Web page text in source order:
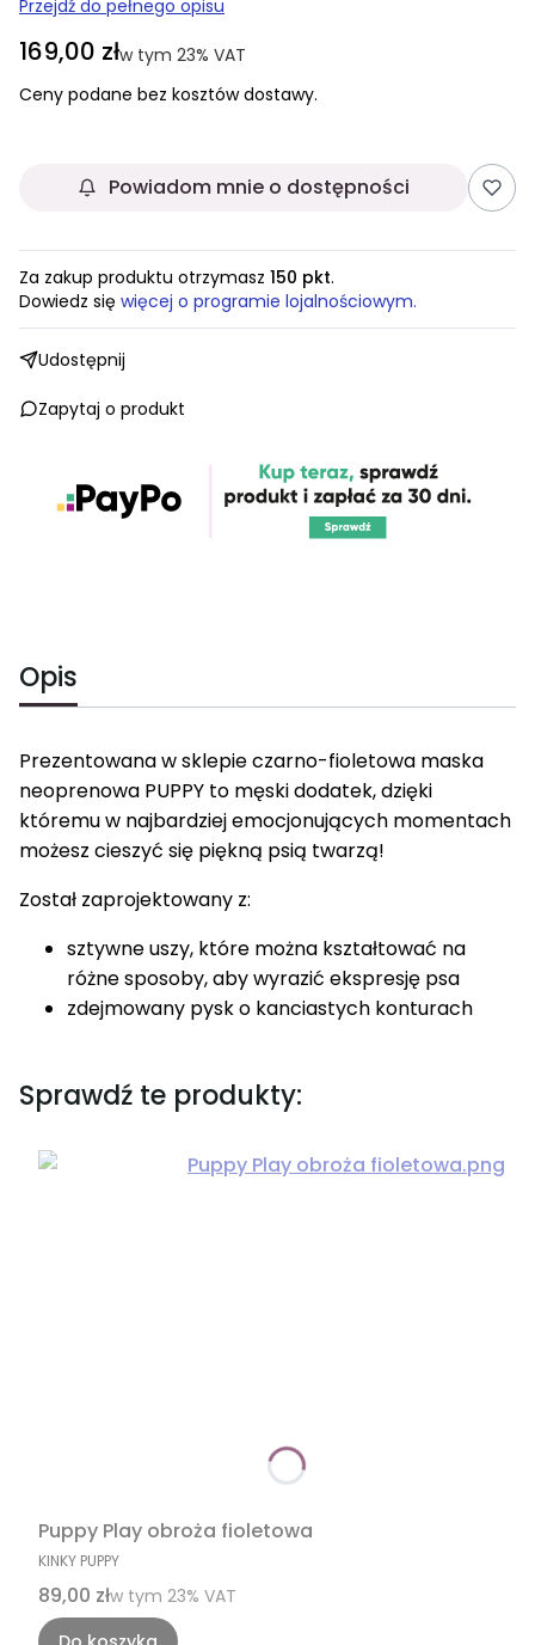
Przejdź do pełnego opisu
Cena
169,00 złw tym 23% VAT
w tym 23% VAT
Ceny podane bez kosztów dostawy.
Powiadom mnie o dostępności
Za zakup produktu otrzymasz 150 pkt.
Dowiedz się więcej o programie lojalnościowym.
Udostępnij
Zapytaj o produkt
Opis
Prezentowana w sklepie czarno-fioletowa maska
neoprenowa PUPPY to męski dodatek, dzięki
któremu w najbardziej emocjonujących momentach
możesz cieszyć się piękną psią twarzą!
Został zaprojektowany z:
sztywne uszy, które można kształtować na
różne sposoby, aby wyrazić ekspresję psa
zdejmowany pysk o kanciastych konturach
Sprawdź te produkty:
Puppy Play obroża fioletowa
PRODUCENT
KINKY PUPPY
Cena brutto
89,00 złw tym %s VAT
w tym 23% VAT